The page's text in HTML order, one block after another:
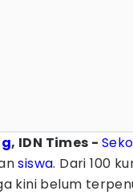
, IDN Times -
siswa. Dari 100
kini belum